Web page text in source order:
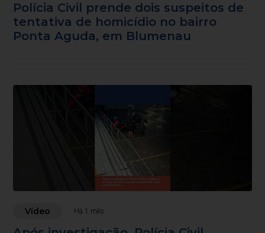
Polícia Civil prende dois suspeitos de
tentativa de homicídio no bairro
Ponta Aguda, em Blumenau
Vídeo Há 1 mês